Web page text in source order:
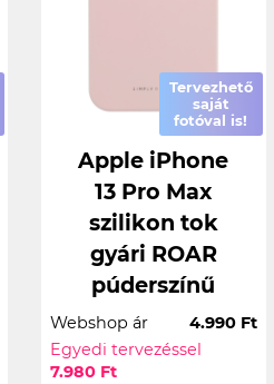
Tervezhető
saját
fotóval is!
Apple iPhone
13 Pro Max
szilikon tok
gyári ROAR
púderszínű
Webshop ár
4.990 Ft
Egyedi tervezéssel
7.980 Ft